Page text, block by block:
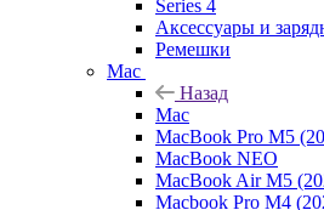
Series 4
Аксессуары и
Ремешки
Mac
Назад
Mac
MacBook Pro M5
MacBook NEO
MacBook Air M5
Macbook Pro M4